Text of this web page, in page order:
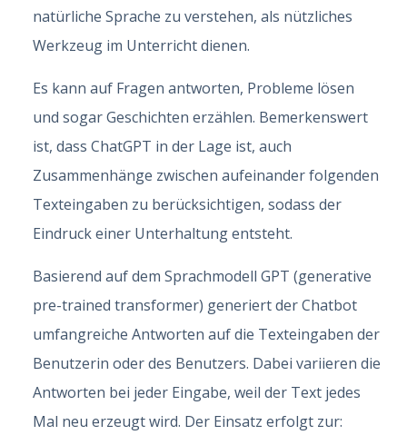
natürliche Sprache zu verstehen, als nützliches
Werkzeug im Unterricht dienen.
Es kann auf Fragen antworten, Probleme lösen
und sogar Geschichten erzählen. Bemerkenswert
ist, dass ChatGPT in der Lage ist, auch
Zusammenhänge zwischen aufeinander folgenden
Texteingaben zu berücksichtigen, sodass der
Eindruck einer Unterhaltung entsteht.
Basierend auf dem Sprachmodell GPT (generative
pre-trained transformer) generiert der Chatbot
umfangreiche Antworten auf die Texteingaben der
Benutzerin oder des Benutzers. Dabei variieren die
Antworten bei jeder Eingabe, weil der Text jedes
Mal neu erzeugt wird. Der Einsatz erfolgt zur: